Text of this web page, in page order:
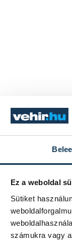
Ez a weboldal
Sütiket
számukra vagy
végéhez
Badar Gergő
Sport Club
végig. Ráadásul